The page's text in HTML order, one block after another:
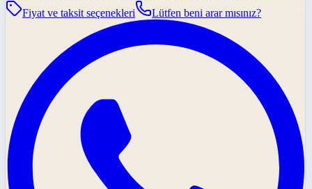
Fiyat ve taksit seçenekleri
Lütfen beni arar mısınız?